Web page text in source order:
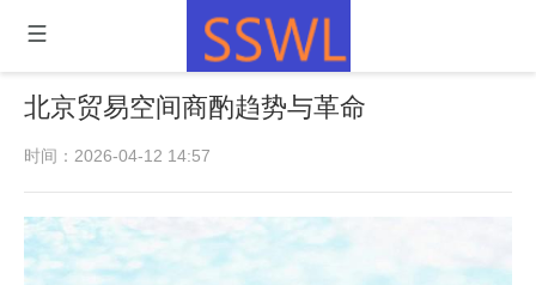
北京贸易空间商酌趋势与革命
时间：2026-04-12 14:57